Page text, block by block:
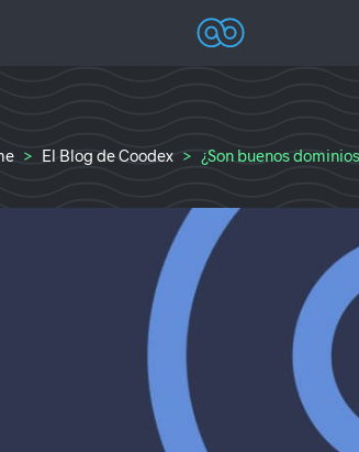
Diseño web Alicante –
El Blog de Coodex ¿Son buenos